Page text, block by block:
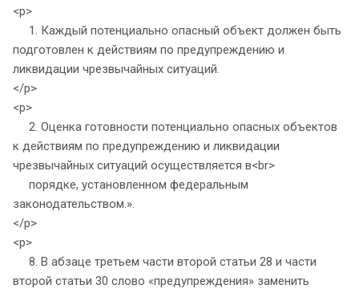
<p>
1. Каждый потенциально опасный объект должен быть
подготовлен к действиям по предупреждению и
ликвидации чрезвычайных ситуаций.
</p>
<p>
2. Оценка готовности потенциально опасных объектов
к действиям по предупреждению и ликвидации
чрезвычайных ситуаций осуществляется в<br>
порядке, установленном федеральным
законодательством.».
</p>
<p>
8. В абзаце третьем части второй статьи 28 и части
второй статьи 30 слово «предупреждения» заменить